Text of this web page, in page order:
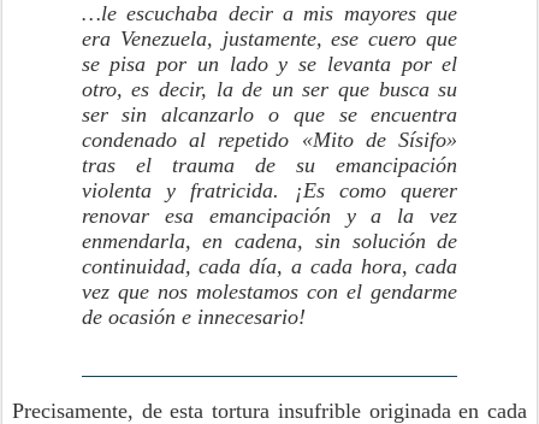
…le escuchaba decir a mis mayores que
era Venezuela, justamente, ese cuero que
se pisa por un lado y se levanta por el
otro, es decir, la de un ser que busca su
ser sin alcanzarlo o que se encuentra
condenado al repetido «Mito de Sísifo»
tras el trauma de su emancipación
violenta y fratricida. ¡Es como querer
renovar esa emancipación y a la vez
enmendarla, en cadena, sin solución de
continuidad, cada día, a cada hora, cada
vez que nos molestamos con el gendarme
de ocasión e innecesario!
Precisamente, de esta tortura insufrible originada en cada